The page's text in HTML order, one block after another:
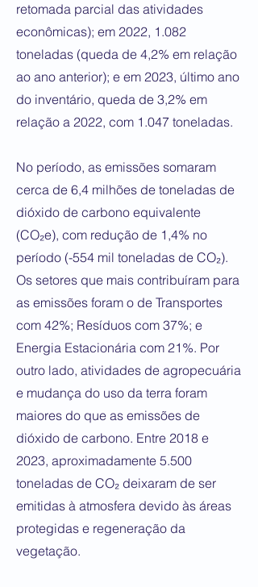
retomada parcial das atividades
econômicas); em 2022, 1.082
toneladas (queda de 4,2% em relação
ao ano anterior); e em 2023, último ano
do inventário, queda de 3,2% em
relação a 2022, com 1.047 toneladas.
No período, as emissões somaram
cerca de 6,4 milhões de toneladas de
dióxido de carbono equivalente
(CO₂e), com redução de 1,4% no
período (-554 mil toneladas de CO₂).
Os setores que mais contribuíram para
as emissões foram o de Transportes
com 42%; Resíduos com 37%; e
Energia Estacionária com 21%. Por
outro lado, atividades de agropecuária
e mudança do uso da terra foram
maiores do que as emissões de
dióxido de carbono. Entre 2018 e
2023, aproximadamente 5.500
toneladas de CO₂ deixaram de ser
emitidas à atmosfera devido às áreas
protegidas e regeneração da
vegetação.